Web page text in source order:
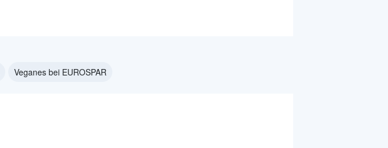
Veganes bei EUROSPAR